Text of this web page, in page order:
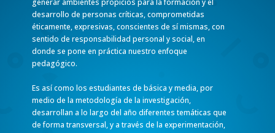
generar ambientes propicios para la formación y el
desarrollo de personas críticas, comprometidas
éticamente, expresivas, conscientes de sí mismas, con
sentido de responsabilidad personal y social, en
donde se pone en práctica nuestro enfoque
pedagógico.
Es así como los estudiantes de básica y media, por
medio de la metodología de la investigación,
desarrollan a lo largo del año diferentes temáticas que
de forma transversal, y a través de la experimentación,